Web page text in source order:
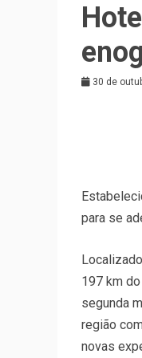
30 de
para se
197 km
segunda
região
novas